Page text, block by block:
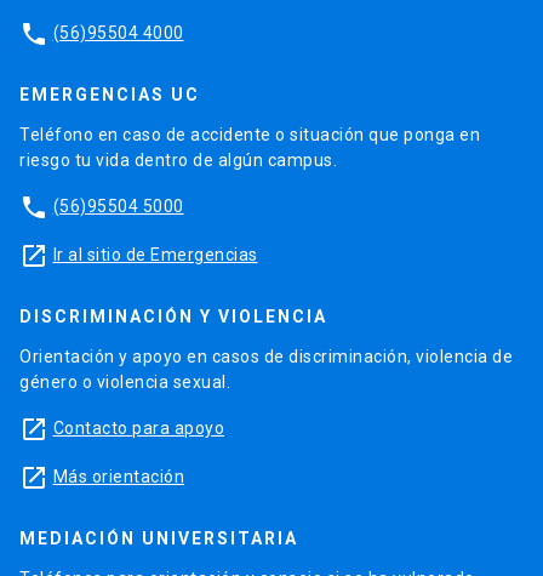
phone (56)95504 4000
EMERGENCIAS UC
Teléfono en caso de accidente o situación que ponga en
riesgo tu vida dentro de algún campus.
phone (56)95504 5000
launch Ir al sitio de Emergencias
DISCRIMINACIÓN Y VIOLENCIA
Orientación y apoyo en casos de discriminación, violencia de
género o violencia sexual.
launch Contacto para apoyo
launch Más orientación
MEDIACIÓN UNIVERSITARIA